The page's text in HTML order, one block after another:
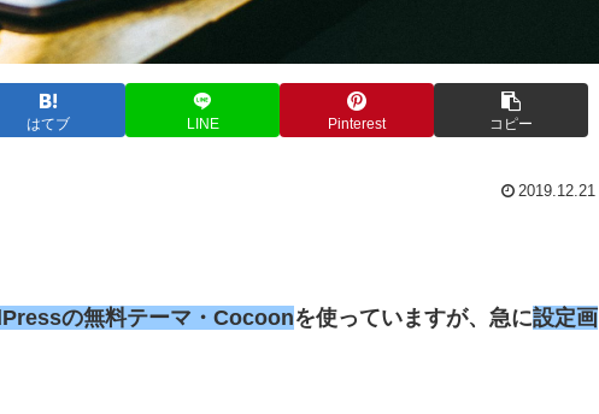
はてブ LINE Pinterest コピー
2019.12.21
の無料テーマ・Cocoonを使っていますが、急に設定画